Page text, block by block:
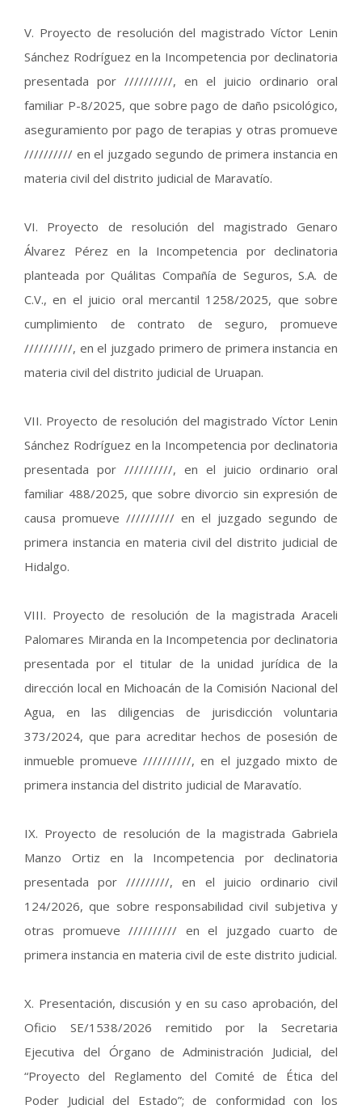
V. Proyecto de resolución del magistrado Víctor Lenin
Sánchez Rodríguez en la Incompetencia por declinatoria
presentada por //////////, en el juicio ordinario oral
familiar P-8/2025, que sobre pago de daño psicológico,
aseguramiento por pago de terapias y otras promueve
////////// en el juzgado segundo de primera instancia en
materia civil del distrito judicial de Maravatío.
VI. Proyecto de resolución del magistrado Genaro
Álvarez Pérez en la Incompetencia por declinatoria
planteada por Quálitas Compañía de Seguros, S.A. de
C.V., en el juicio oral mercantil 1258/2025, que sobre
cumplimiento de contrato de seguro, promueve
//////////, en el juzgado primero de primera instancia en
materia civil del distrito judicial de Uruapan.
VII. Proyecto de resolución del magistrado Víctor Lenin
Sánchez Rodríguez en la Incompetencia por declinatoria
presentada por //////////, en el juicio ordinario oral
familiar 488/2025, que sobre divorcio sin expresión de
causa promueve ////////// en el juzgado segundo de
primera instancia en materia civil del distrito judicial de
Hidalgo.
VIII. Proyecto de resolución de la magistrada Araceli
Palomares Miranda en la Incompetencia por declinatoria
presentada por el titular de la unidad jurídica de la
dirección local en Michoacán de la Comisión Nacional del
Agua, en las diligencias de jurisdicción voluntaria
373/2024, que para acreditar hechos de posesión de
inmueble promueve //////////, en el juzgado mixto de
primera instancia del distrito judicial de Maravatío.
IX. Proyecto de resolución de la magistrada Gabriela
Manzo Ortiz en la Incompetencia por declinatoria
presentada por /////////, en el juicio ordinario civil
124/2026, que sobre responsabilidad civil subjetiva y
otras promueve ////////// en el juzgado cuarto de
primera instancia en materia civil de este distrito judicial.
X. Presentación, discusión y en su caso aprobación, del
Oficio SE/1538/2026 remitido por la Secretaria
Ejecutiva del Órgano de Administración Judicial, del
“Proyecto del Reglamento del Comité de Ética del
Poder Judicial del Estado”; de conformidad con los